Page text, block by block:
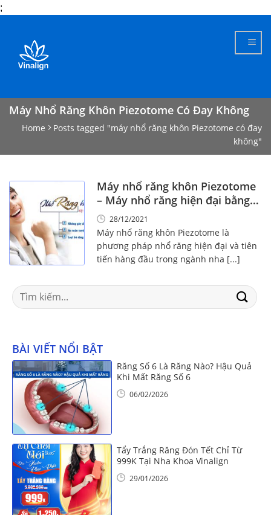
;
content
Máy Nhổ Răng Khôn Piezotome Có Đay Không
Home Posts tagged "máy nhổ răng khôn Piezotome có đay
không"
Máy nhổ răng khôn Piezotome
– Máy nhổ răng hiện đại bằng
sóng siêu âm
28/12/2021
Máy nhổ răng khôn Piezotome là
phương pháp nhổ răng hiện đại và tiên
tiến hàng đầu trong ngành nha [...]
Search
for:
BÀI VIẾT NỔI BẬT
Răng Số 6 Là Răng Nào? Hậu Quả
Khi Mất Răng Số 6
06/02/2026
Tẩy Trắng Răng Đón Tết Chỉ Từ
999K Tại Nha Khoa Vinalign
29/01/2026